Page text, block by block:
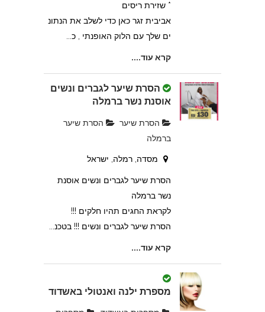
* שזירת ריסים
אביבית זגר כאן כדי לשלב את הנתונ
ים שלך עם הלוק האופנתי , כ...
קרא עוד....
הסרת שיער לגברים ונשים
אוסנת נשר ברמלה
הסרת שיער
הסרת שיער
ברמלה
מסדה, רמלה, ישראל
הסרת שיער לגברים ונשים אוסנת
נשר ברמלה
לקראת החגים תהיו חלקים !!!
הסרת שיער לגברים ונשים !!! בטכנ...
קרא עוד....
מספרת ילנה ואנטולי באשדוד